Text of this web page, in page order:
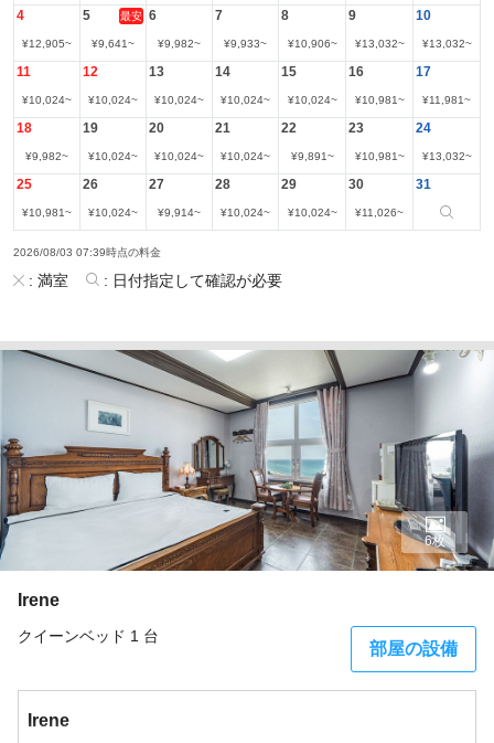
4
¥12,905~
5 最安
¥9,641~
6
¥9,982~
7
¥9,933~
8
¥10,906~
9
¥13,032~
10
¥13,032~
11
¥10,024~
12
¥10,024~
13
¥10,024~
14
¥10,024~
15
¥10,024~
16
¥10,981~
17
¥11,981~
18
¥9,982~
19
¥10,024~
20
¥10,024~
21
¥10,024~
22
¥9,891~
23
¥10,981~
24
¥13,032~
25
¥10,981~
26
¥10,024~
27
¥9,914~
28
¥10,024~
29
¥10,024~
30
¥11,026~
31
2026/08/03 07:39時点の料金
: 満室 : 日付指定して確認が必要
Irene
クイーンベッド 1 台
部屋の設備
6枚
Irene